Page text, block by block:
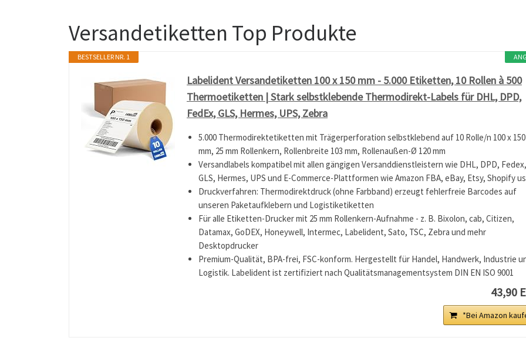
Versandetiketten Top Produkte
BESTSELLER NR. 1
Labelident Versandetiketten 100 x 150 mm - 5.000 Etiketten, 10 Rollen à 500
Thermoetiketten | Stark selbstklebende Thermodirekt-Labels für DHL, DPD,
FedEx, GLS, Hermes, UPS, Zebra
5.000 Thermodirektetiketten mit Trägerperforation selbstklebend auf 10 Rolle/n 100 x 150
mm, 25 mm Rollenkern, Rollenbreite 103 mm, Rollenaußen-Ø 120 mm
Versandlabels kompatibel mit allen gängigen Versanddienstleistern wie DHL, DPD, Fedex,
GLS, Hermes, UPS und E-Commerce-Plattformen wie Amazon FBA, eBay, Etsy, Shopify
Druckverfahren: Thermodirektdruck (ohne Farbband) erzeugt fehlerfreie Barcodes auf
unseren Paketaufklebern und Logistiketiketten
Für alle Etiketten-Drucker mit 25 mm Rollenkern-Aufnahme - z. B. Bixolon, cab, Citizen,
Datamax, GoDEX, Honeywell, Intermec, Labelident, Sato, TSC, Zebra und mehr
Desktopdrucker
Premium-Qualität, BPA-frei, FSC-konform. Hergestellt für Handel, Handwerk, Industrie
Logistik. Labelident ist zertifiziert nach Qualitätsmanagementsystem DIN EN ISO 9001
43,90
*Bei Amazon